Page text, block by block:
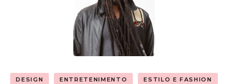
DESIGN ENTRETENIMENTO ESTILO E FASHION